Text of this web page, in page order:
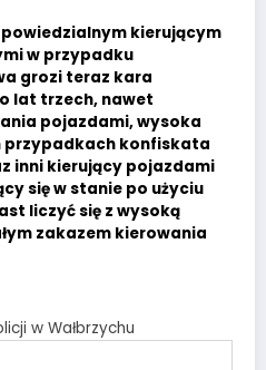
kierującym
w przypadku
grozi teraz kara
lat trzech, nawet
pojazdami, wysoka
przypadkach konfiskata
inni kierujący pojazdami
się w stanie po użyciu
liczyć się z wysoką
zakazem kierowania
w Wałbrzychu